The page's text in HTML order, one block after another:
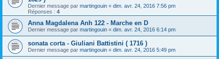
Dernier message par martingouin « dim. avr. 24, 2016 7:56 pm
Réponses : 4
Anna Magdalena Anh 122 - Marche en D
Dernier message par martingouin « dim. avr. 24, 2016 6:14 pm
sonata corta - Giuliani Battistini ( 1716 )
Dernier message par martingouin « dim. avr. 24, 2016 5:49 pm